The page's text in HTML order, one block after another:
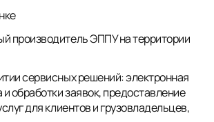
производитель ЭППУ на территории
сервисных решений: электронная
обработки заявок, предоставление
для клиентов и грузовладельцев,